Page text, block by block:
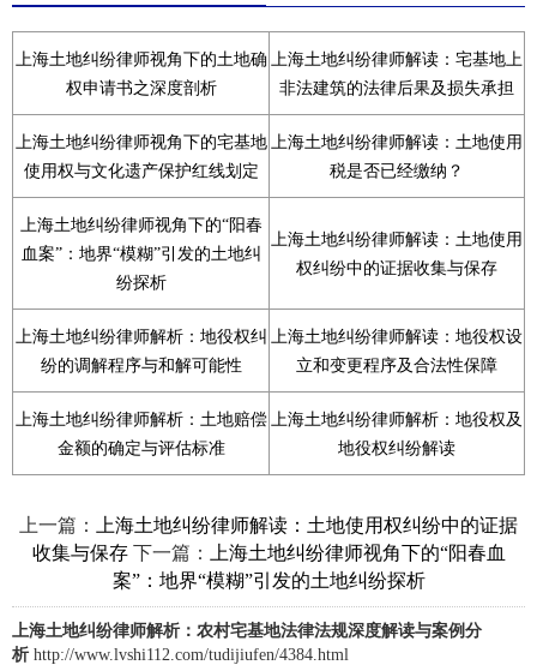
上海土地纠纷律师视角下的土地确
权申请书之深度剖析
上海土地纠纷律师解读：宅基地上
非法建筑的法律后果及损失承担
上海土地纠纷律师视角下的宅基地
使用权与文化遗产保护红线划定
上海土地纠纷律师解读：土地使用
税是否已经缴纳？
上海土地纠纷律师视角下的“阳春
血案”：地界“模糊”引发的土地纠
纷探析
上海土地纠纷律师解读：土地使用
权纠纷中的证据收集与保存
上海土地纠纷律师解析：地役权纠
纷的调解程序与和解可能性
上海土地纠纷律师解读：地役权设
立和变更程序及合法性保障
上海土地纠纷律师解析：土地赔偿
金额的确定与评估标准
上海土地纠纷律师解析：地役权及
地役权纠纷解读
上一篇：
上海土地纠纷律师解读：土地使用权纠纷中的证据
收集与保存下一篇：
上海土地纠纷律师视角下的“阳春血
案”：地界“模糊”引发的土地纠纷探析
上海土地纠纷律师解析：农村宅基地法律法规深度解读与案例分
析 http://www.lvshi112.com/tudijiufen/4384.html